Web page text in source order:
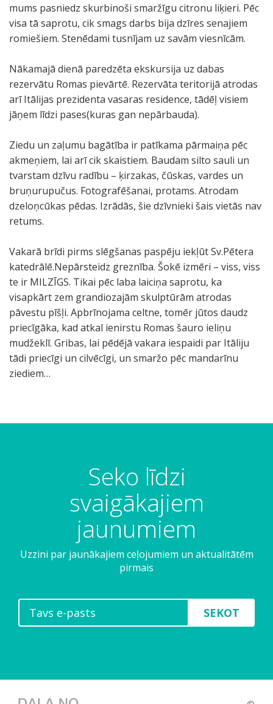
mums pasniedz skurbinoši smaržīgu citronu liķieri. Pēc
visa tā saprotu, cik smags darbs bija dzīres senajiem
romiešiem. Stenēdami tusnījam uz savām viesnīcām.
Nākamajā dienā paredzēta ekskursija uz dabas
rezervātu Romas pievārtē. Rezervāta teritorijā atrodas
arī Itālijas prezidenta vasaras residence, tādēļ visiem
jāņem līdzi pases(kuras gan nepārbauda).
Ziedu un zaļumu bagātība ir patīkama pārmaiņa pēc
akmeņiem, lai arī cik skaistiem. Baudam silto sauli un
tvarstam dzīvu radību – ķirzakas, čūskas, vardes un
bruņurupučus. Fotografēšanai, protams. Atrodam
dzeloņcūkas pēdas. Izrādās, šie dzīvnieki šais vietās nav
retums.
Vakarā brīdi pirms slēgšanas paspēju iekļūt Sv.Pētera
katedrālē.Nepārsteidz greznība. Šokē izmēri – viss, viss
te ir MILZĪGS. Tikai pēc laba laiciņa saprotu, ka
visapkārt zem grandiozajām skulptūrām atrodas
pāvestu pīšļi. Apbrīnojama celtne, tomēr jūtos daudz
priecīgāka, kad atkal ienirstu Romas šauro ieliņu
mudžeklī. Gribas, lai pēdējā vakara iespaidi par Itāliju
tādi priecīgi un cilvēcīgi, un smaržo pēc mandarīnu
ziediem…
Seko līdzi
svaigākajiem
jaunumiem
Uzzini par jaunākajiem ceļojumiem un aktualitātēm
pirmais
SEKOT